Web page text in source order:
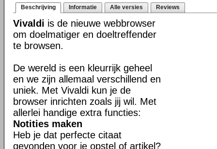
Beschrijving Informatie Alle versies Reviews
Vivaldi is de nieuwe webbrowser
om doelmatiger en doeltreffender
te browsen.
De wereld is een kleurrijk geheel
en we zijn allemaal verschillend en
uniek. Met Vivaldi kun je de
browser inrichten zoals jij wil. Met
allerlei handige extra functies:
Notities maken
Heb je dat perfecte citaat
gevonden voor je opstel of artikel?